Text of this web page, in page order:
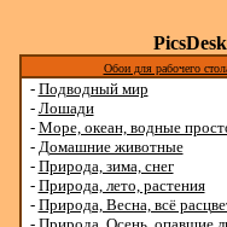
Обои для рабочего
- Подводный мир
- Лошади
- Море, океан, водные
- Домашние животные
- Природа, зима, снег
- Природа, лето, растения
- Природа, Весна, всё